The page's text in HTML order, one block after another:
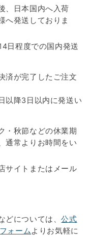
、日本国内へ入荷
へ発送しておりま
日程度での国内発送
済が完了したご注文
以降3日以内に発送い
・秋節などの休業期
通常よりお時間をい
サイトまたはメール
どについては、公式
ォームよりお気軽に